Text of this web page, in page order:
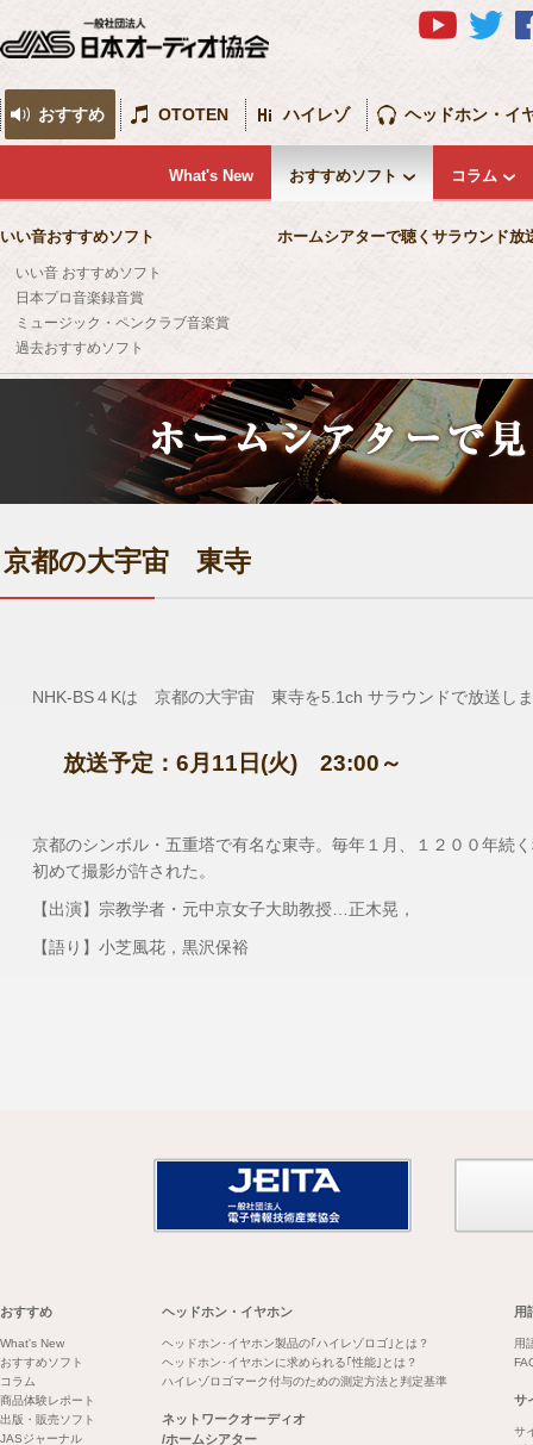
おすすめ
What's New おすすめソフト
いい音おすすめソフト
いい音 おすすめソフト
日本プロ音楽録音賞
ミュージック・ペンクラブ音楽賞
過去おすすめソフト
ホームシアターで聴くサラウンド放
コラム
OTOTEN ハイレゾ ヘッドホン・イ
京都の大宇宙 東寺
NHK-BS４Kは 京都の大宇宙 東寺を5.1ch サラウンドで放送し
放送予定：6月11 日(火) 23:00～
京都のシンボル・五重塔で有名な東寺。毎年１月、１２００年続
初めて撮影が許された。
【出演】宗教学者・元中京女子大助教授…正木晃，
【語り】小芝風花，黒沢保裕
おすすめ
What's New
おすすめソフト
コラム
商品体験レポート
出版・販売ソフト
JASジャーナル
ヘッドホン・イヤホン
ヘッドホン･イヤホン製品の｢ハイレゾロゴ｣とは？
ヘッドホン･イヤホンに求められる｢性能｣とは？
ハイレゾロゴマーク付与のための測定方法と判定基準
ネットワークオーディオ
/ホームシアター
用
用
サ
サ